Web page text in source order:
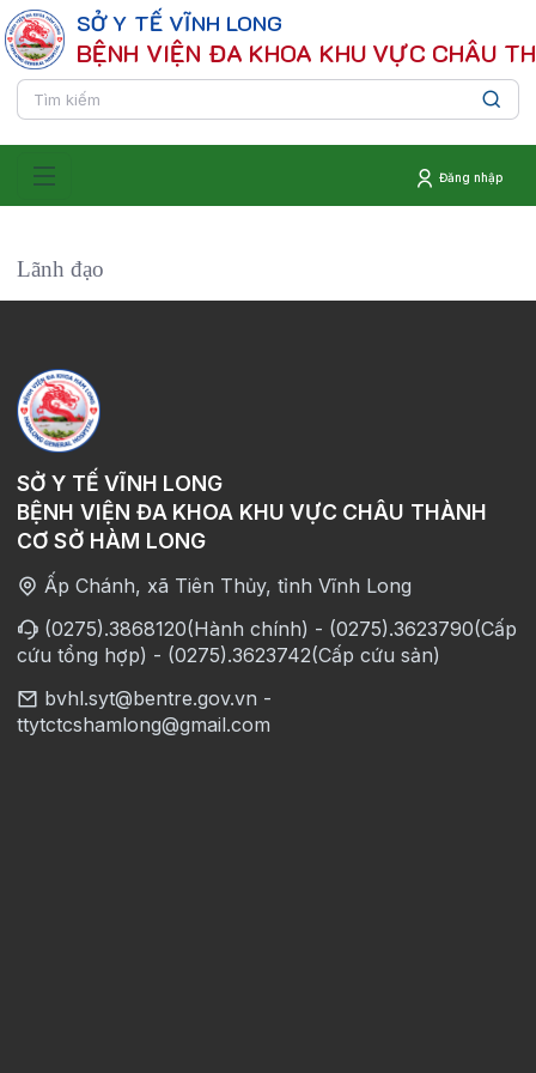
SỞ Y TẾ VĨNH LONG
BỆNH VIỆN ĐA KHOA KHU VỰC CHÂU
Đăng nhập
Lãnh đạo
SỞ Y TẾ VĨNH LONG
BỆNH VIỆN ĐA KHOA KHU VỰC CHÂU THÀNH
CƠ SỞ HÀM LONG
Ấp Chánh, xã Tiên Thủy, tỉnh Vĩnh Long
(0275).3868120(Hành chính) - (0275).3623790(Cấp
cứu tổng hợp) - (0275).3623742(Cấp cứu sản)
bvhl.syt@bentre.gov.vn -
ttytctcshamlong@gmail.com